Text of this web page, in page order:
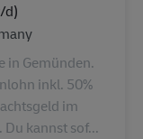
d)
in Gemünden.
inkl. 50%
im
kannst sof...